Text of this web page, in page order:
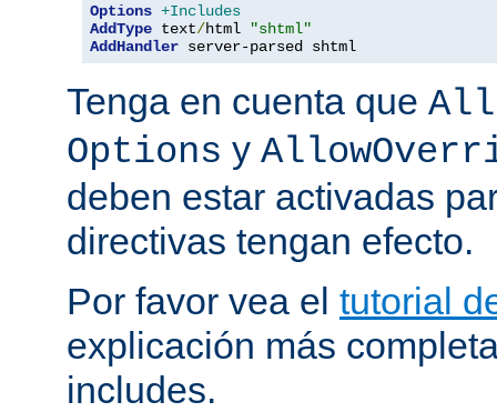
Options +Includes
AddType text/html
"shtml"
AddHandler server-parsed shtml
Tenga en cuenta que
Options y
deben estar activadas
directivas tengan efecto.
Por favor vea el tutorial
explicación más
includes.